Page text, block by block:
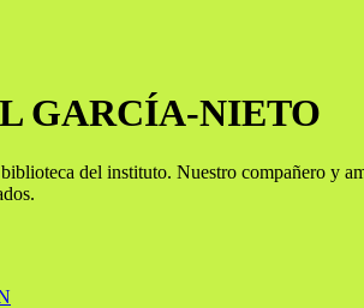
GARCÍA-NIETO
del instituto. Nuestro compañero y